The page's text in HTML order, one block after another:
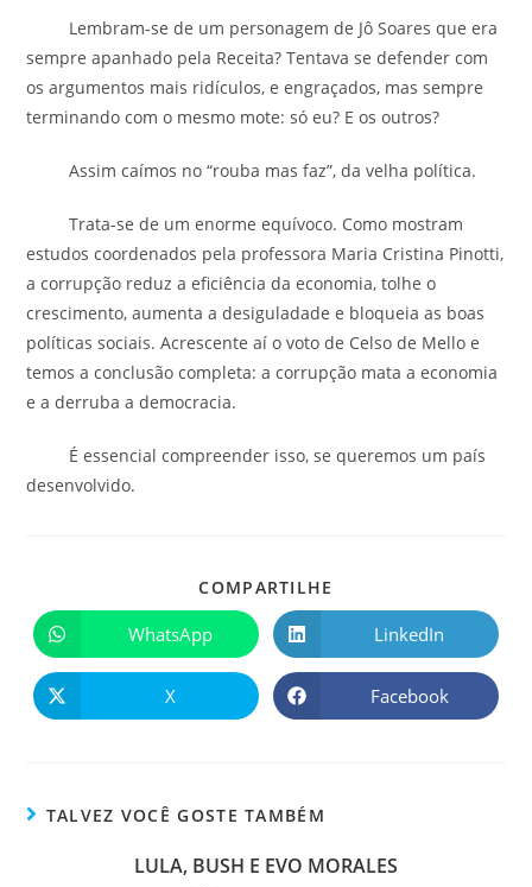
Lembram-se de um personagem de Jô Soares que era
sempre apanhado pela Receita? Tentava se defender com
os argumentos mais ridículos, e engraçados, mas sempre
terminando com o mesmo mote: só eu? E os outros?
Assim caímos no “rouba mas faz”, da velha política.
Trata-se de um enorme equívoco. Como mostram
estudos coordenados pela professora Maria Cristina Pinotti,
a corrupção reduz a eficiência da economia, tolhe o
crescimento, aumenta a desiguladade e bloqueia as boas
políticas sociais. Acrescente aí o voto de Celso de Mello e
temos a conclusão completa: a corrupção mata a economia
e a derruba a democracia.
É essencial compreender isso, se queremos um país
desenvolvido.
COMPARTILHE
WhatsApp LinkedIn
X Facebook
TALVEZ VOCÊ GOSTE TAMBÉM
LULA, BUSH E EVO MORALES